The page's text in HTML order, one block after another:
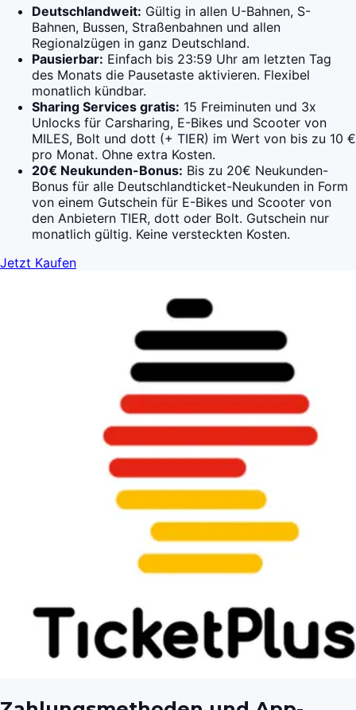
Deutschlandweit: Gültig in allen U-Bahnen, S-
Bahnen, Bussen, Straßenbahnen und allen
Regionalzügen in ganz Deutschland.
Pausierbar: Einfach bis 23:59 Uhr am letzten Tag
des Monats die Pausetaste aktivieren. Flexibel
monatlich kündbar.
Sharing Services gratis: 15 Freiminuten und 3x
Unlocks für Carsharing, E-Bikes und Scooter von
MILES, Bolt und dott (+ TIER) im Wert von bis zu 10 €
pro Monat. Ohne extra Kosten.
20€ Neukunden-Bonus: Bis zu 20€ Neukunden-
Bonus für alle Deutschlandticket-Neukunden in Form
von einem Gutschein für E-Bikes und Scooter von
den Anbietern TIER, dott oder Bolt. Gutschein nur
monatlich gültig. Keine versteckten Kosten.
Jetzt Kaufen